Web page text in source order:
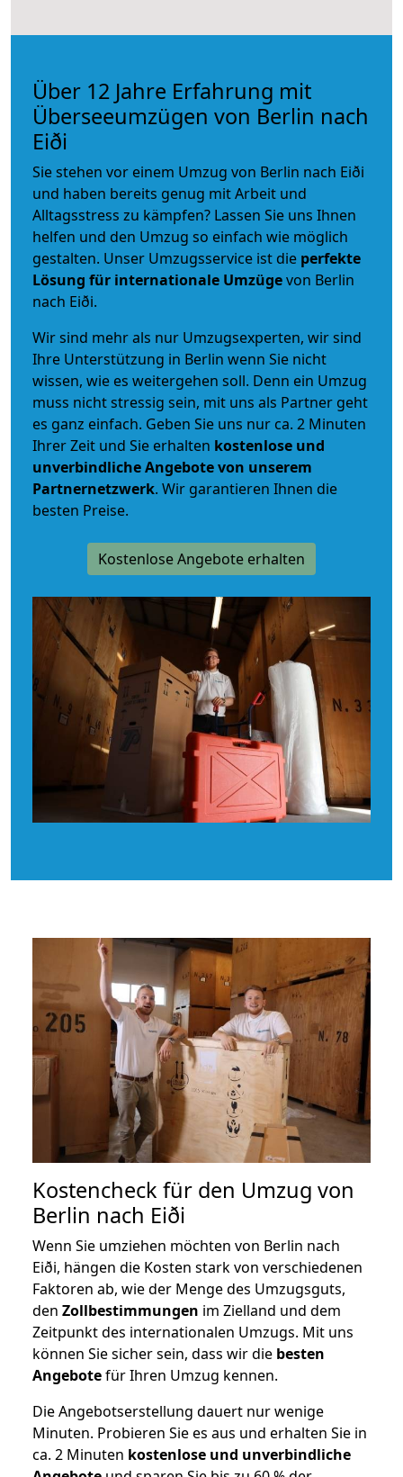
Über 12 Jahre Erfahrung mit
Überseeumzügen von Berlin nach
Eiði
Sie stehen vor einem Umzug von Berlin nach Eiði
und haben bereits genug mit Arbeit und
Alltagsstress zu kämpfen? Lassen Sie uns Ihnen
helfen und den Umzug so einfach wie möglich
gestalten. Unser Umzugsservice ist die perfekte
Lösung für internationale Umzügevon Berlin
nach Eiði.
Wir sind mehr als nur Umzugsexperten, wir sind
Ihre Unterstützung in Berlin wenn Sie nicht
wissen, wie es weitergehen soll. Denn ein Umzug
muss nicht stressig sein, mit uns als Partner geht
es ganz einfach. Geben Sie uns nur ca. 2 Minuten
Ihrer Zeit und Sie erhalten kostenlose und
unverbindlicheAngebote von unserem
Partnernetzwerk. Wir garantieren Ihnen die
besten Preise.
Kostenlose Angebote erhalten
Kostencheck für den Umzug von
Berlin nach Eiði
Wenn Sie umziehen möchten von Berlin nach
Eiði, hängen die Kosten stark von verschiedenen
Faktoren ab, wie der Menge des Umzugsguts,
den Zollbestimmungen im Zielland und dem
Zeitpunkt des internationalen Umzugs. Mit uns
können Sie sicher sein, dass wir die besten
Angebotefür Ihren Umzug kennen.
Die Angebotserstellung dauert nur wenige
Minuten. Probieren Sie es aus und erhalten Sie in
ca. 2 Minuten kostenlose und unverbindliche